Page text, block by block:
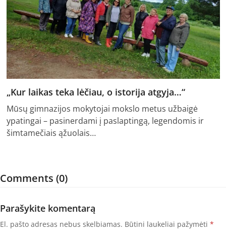
„Kur laikas teka lėčiau, o istorija atgyja…“
Mūsų gimnazijos mokytojai mokslo metus užbaigė
ypatingai – pasinerdami į paslaptingą, legendomis ir
šimtamečiais ąžuolais…
Comments (0)
Parašykite komentarą
El. pašto adresas nebus skelbiamas. Būtini laukeliai pažymėti *